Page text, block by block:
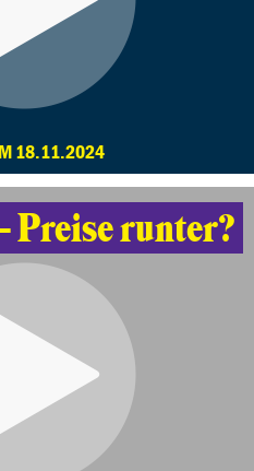
18.11.2024
Preise runter?